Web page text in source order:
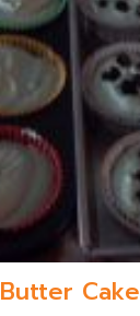
Butter Cake